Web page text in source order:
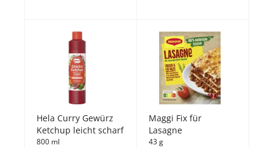
Hela Curry Gewürz
Ketchup leicht scharf
800 ml
Maggi Fix für
Lasagne
43 g